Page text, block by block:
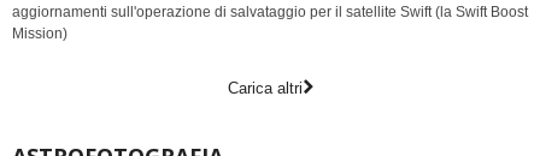
aggiornamenti sull'operazione di salvataggio per il satellite Swift (la Swift Boost
Mission)
Carica altri